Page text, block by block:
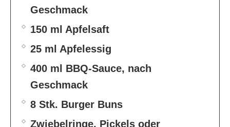
Geschmack
150 ml Apfelsaft
25 ml Apfelessig
400 ml BBQ-Sauce, nach
Geschmack
8 Stk. Burger Buns
Zwiebelringe, Pickels oder